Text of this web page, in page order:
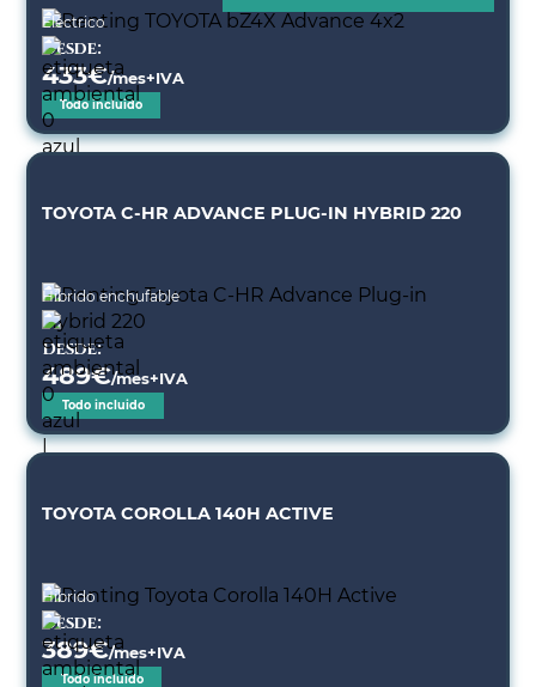
Eléctrico
Desde:
433€/mes+IVA
Todo incluido
TOYOTA C-HR ADVANCE PLUG-IN HYBRID 220
Híbrido enchufable
Desde:
489€/mes+IVA
Todo incluido
TOYOTA COROLLA 140H ACTIVE
Híbrido
Desde:
389€/mes+IVA
Todo incluido